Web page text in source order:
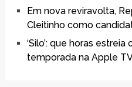
Em nova reviravolta,
Cleitinho como
‘Silo’: que horas
temporada na Apple